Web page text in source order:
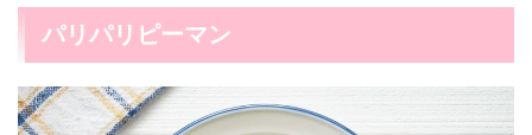
パリパリピーマン